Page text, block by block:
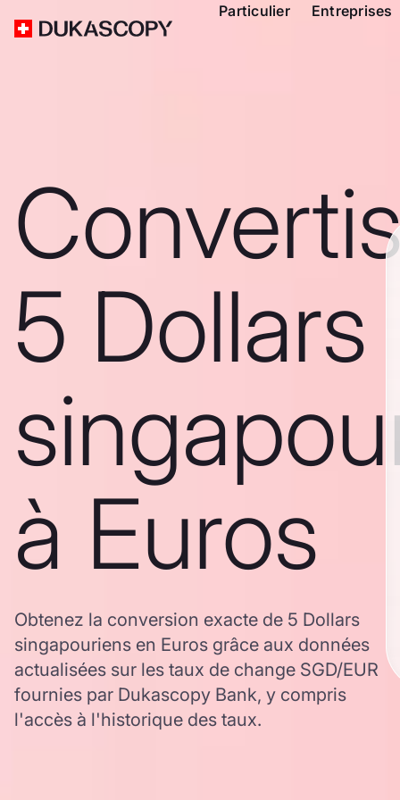
Particulier Entreprises
5 Dollars
à Euros
Obtenez la conversion exacte de 5 Dollars
singapouriens en Euros grâce aux données
actualisées sur les taux de change SGD/EUR
fournies par Dukascopy Bank, y compris
l'accès à l'historique des taux.